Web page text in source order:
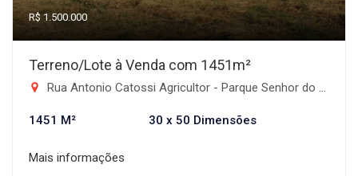
R$ 1.500.000
Terreno/Lote à Venda com 1451m²
Rua Antonio Catossi Agricultor - Parque Senhor do Bonfim, Taubaté-SP
1451 M² 30 x 50 Dimensões
Mais informações